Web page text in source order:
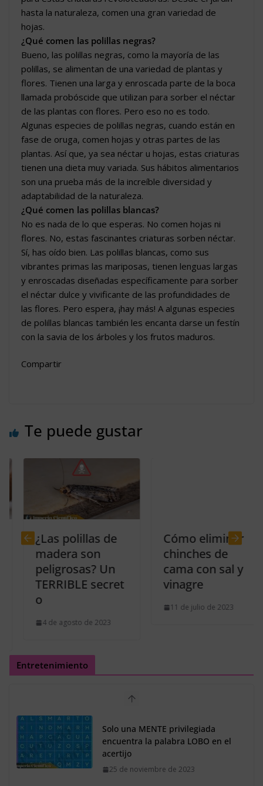
hasta la naturaleza, comen una gran variedad de
hojas.
¿Qué comen las polillas negras?
Bueno, las polillas negras, como la mayoría de las
polillas, se alimentan de una variedad de plantas y
flores. Tienen una larga y enroscada parte de la boca
llamada probóscide que utilizan para sorber el néctar
de las plantas con flores. Pero eso no es todo.
Algunas especies de polillas negras, cuando están en
fase de oruga, comen hojas y otras partes de las
plantas. Así que, ya sea néctar u hojas, estas criaturas
tienen una dieta muy variada. Sus hábitos alimentarios
son una prueba más de la increíble diversidad y
adaptabilidad de la naturaleza.
¿Qué comen las polillas blancas?
No es nada de lo que esperas. No comen hojas ni
flores. No, estas fascinantes criaturas sorben néctar.
Sí, has oído bien. Las polillas blancas, como sus
vibrantes primas las mariposas, tienen lenguas largas
y enroscadas diseñadas específicamente para sorber
el néctar dulce y vivificante de las profundidades de
las flores. Pero espera, ¡hay más! A algunas especies
de polillas blancas también les encanta darse un festín
con la savia de los árboles y los frutos maduros.
Compartir
Te puede gustar
¿Las polillas de
madera son
peligrosas? Un
TERRIBLE secret
4 de agosto de 2023
Cómo eliminar
chinches de
cama con sal y
vinagre
11 de julio de 2023
Entretenimiento
Reto para EXPERTOS: Encuentra
el número 250 oculto en la sopa
de números
4 de octubre de 2023